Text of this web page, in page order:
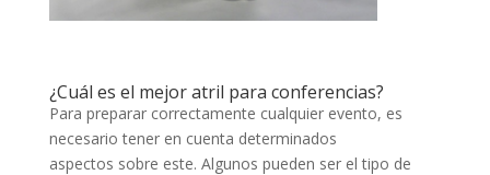
¿Cuál es el mejor atril para conferencias?
Para preparar correctamente cualquier evento, es
necesario tener en cuenta determinados
aspectos sobre este. Algunos pueden ser el tipo de